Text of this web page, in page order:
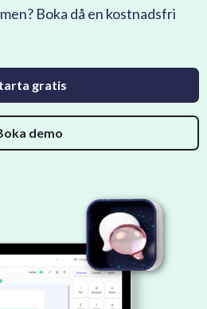
Boka då en kostnadsfri
gratis
demo